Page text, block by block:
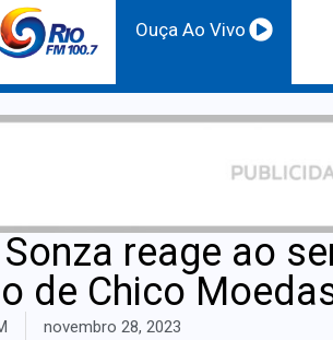
Ouça Ao Vivo
reage ao
de Chico
novembro 28, 2023